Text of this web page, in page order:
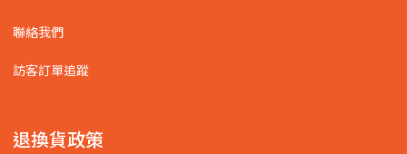
聯絡我們
訪客訂單追蹤
退換貨政策